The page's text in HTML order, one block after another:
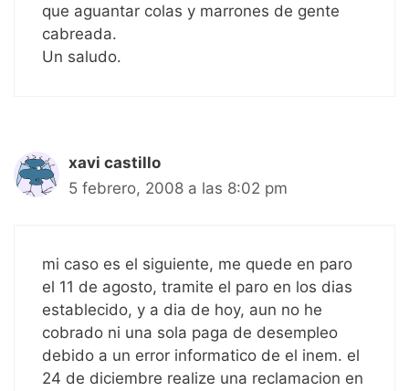
que aguantar colas y marrones de gente
cabreada.
Un saludo.
xavi castillo
5 febrero, 2008 a las 8:02 pm
mi caso es el siguiente, me quede en paro
el 11 de agosto, tramite el paro en los dias
establecido, y a dia de hoy, aun no he
cobrado ni una sola paga de desempleo
debido a un error informatico de el inem. el
24 de diciembre realize una reclamacion en